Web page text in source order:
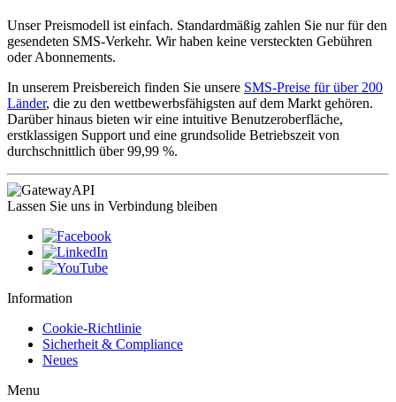
Unser Preismodell ist einfach. Standardmäßig zahlen Sie nur für den
gesendeten SMS-Verkehr. Wir haben keine versteckten Gebühren
oder Abonnements.
In unserem Preisbereich finden Sie unsere SMS-Preise für über 200
Länder, die zu den wettbewerbsfähigsten auf dem Markt gehören.
Darüber hinaus bieten wir eine intuitive Benutzeroberfläche,
erstklassigen Support und eine grundsolide Betriebszeit von
durchschnittlich über 99,99 %.
Lassen Sie uns in Verbindung bleiben
Information
Cookie-Richtlinie
Sicherheit & Compliance
Neues
Menu